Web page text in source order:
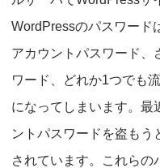
WordPressのパスワード
アカウントパスワード、
ワード、どれか1つでも
になってしまいます。最
ントパスワードを盗もう
されています。これらの